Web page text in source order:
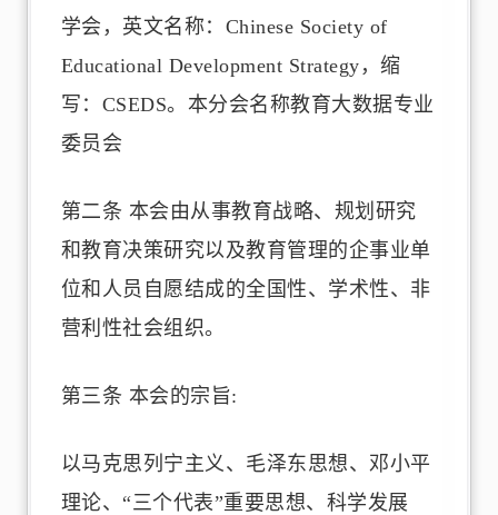
学会，英文名称：Chinese Society of
Educational Development Strategy，缩
写：CSEDS。本分会名称教育大数据专业
委员会
第二条 本会由从事教育战略、规划研究
和教育决策研究以及教育管理的企事业单
位和人员自愿结成的全国性、学术性、非
营利性社会组织。
第三条 本会的宗旨:
以马克思列宁主义、毛泽东思想、邓小平
理论、“三个代表”重要思想、科学发展